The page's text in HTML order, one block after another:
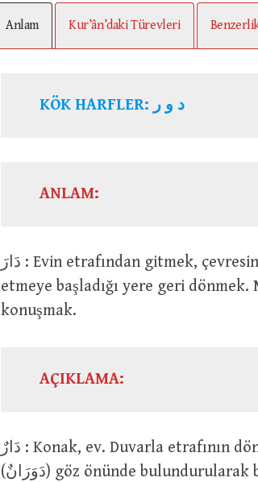
Anlam Kur’ân’daki Türevleri
KÖK HARFLER: د و ر
ANLAM:
دَارَ : Evin etrafından gitmek, çevresini dolaşmak, etrafında dönmek. Hareket
etmeye başladığı yere geri
konuşmak.
AÇIKLAMA:
دَارٌ : Konak, ev. Duvarla etrafının dönülmüş, çevirmiş veya kuşatılmış olması
(دَوَرَانٌ) göz önünde bulundurularak böyle adlandırılmıştır. Ayrıca دَارَةٌ